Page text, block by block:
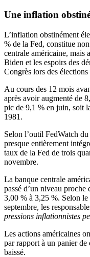
Une inflation
L’inflation obstinément
% de la Fed, constitue
centrale américaine, mais
Biden et les espoirs des
Congrès lors des
Au cours des 12 mois
après avoir augmenté de
pic de 9,1 % en juin, soit
1981.
Selon l’outil FedWatch
presque entièrement
taux de la Fed de trois
novembre.
La banque centrale
passé d’un niveau
3,00 % à 3,25 %. Selon le
septembre, les
pressions inflationnistes
Les actions américaines
par rapport à un panier
baissé.